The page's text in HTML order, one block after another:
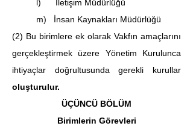
l)      İletişim Müdürlüğü
m)   İnsan Kaynakları Müdürlüğü
(2) Bu birimlere ek olarak Vakfın amaçlarını
gerçekleştirmek üzere Yönetim Kurulunca
oluşturulur.
ÜÇÜNCÜ BÖLÜM
Birimlerin Görevleri